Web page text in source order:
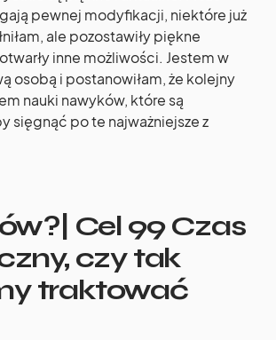
pewnej modyfikacji, niektóre już
ale pozostawiły piękne
inne możliwości. Jestem w
osobą i postanowiłam, że kolejny
nauki nawyków, które są
sięgnąć po te najważniejsze z
Cel 99 Czas
czy tak
traktować